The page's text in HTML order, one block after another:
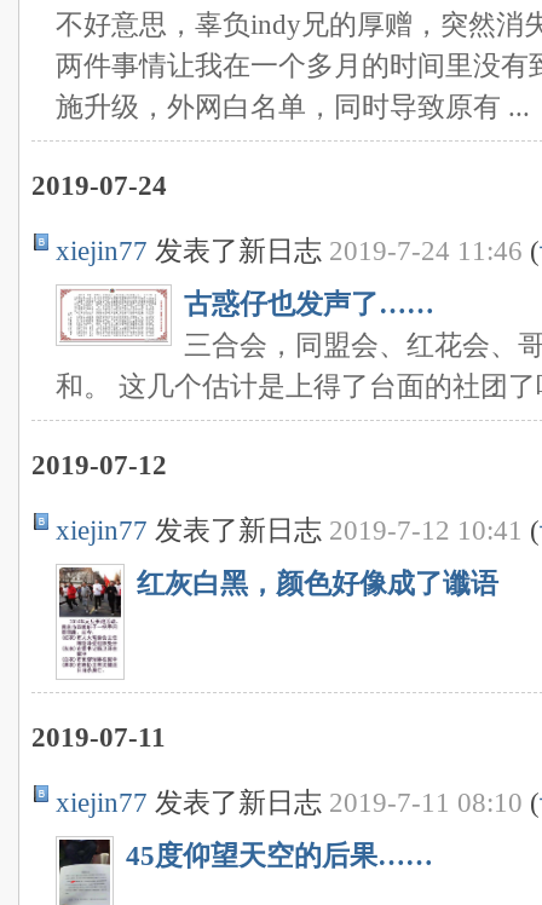
不好意思，辜负indy兄的厚赠，突然消
两件事情让我在一个多月的时间里没有
施升级，外网白名单，同时导致原有 ...
2019-07-24
xiejin77 发表了新日志 2019-7-24 11:46 (
古惑仔也发声了……
三合会，同盟会、红花会、
和。 这几个估计是上得了台面的社团
2019-07-12
xiejin77 发表了新日志 2019-7-12 10:41 (
红灰白黑，颜色好像成了谶语
2019-07-11
xiejin77 发表了新日志 2019-7-11 08:10 (
45度仰望天空的后果……